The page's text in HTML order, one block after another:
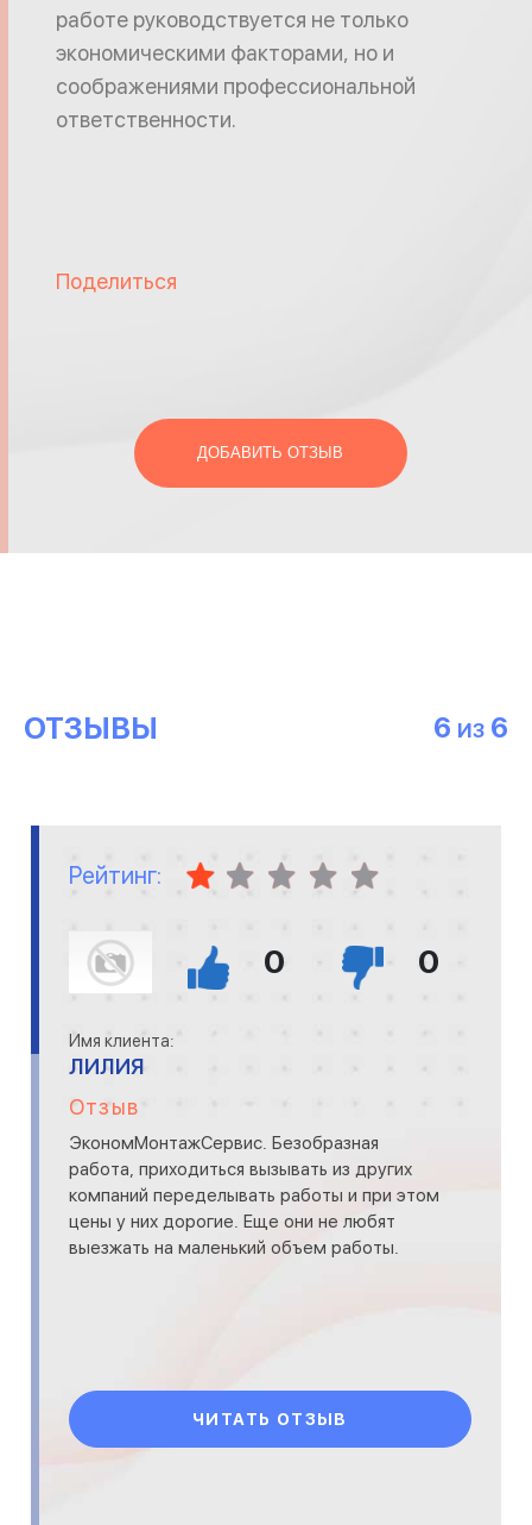
работе руководствуется не только
экономическими факторами, но и
соображениями профессиональной
ответственности.
Поделиться
ДОБАВИТЬ ОТЗЫВ
ОТЗЫВЫ 6 ИЗ 6
Рейтинг:
0 0
Имя клиента:
ЛИЛИЯ
Отзыв
ЭкономМонтажСервис. Безобразная
работа, приходиться вызывать из других
компаний переделывать работы и при этом
цены у них дорогие. Еще они не любят
выезжать на маленький объем работы.
ЧИТАТЬ ОТЗЫВ